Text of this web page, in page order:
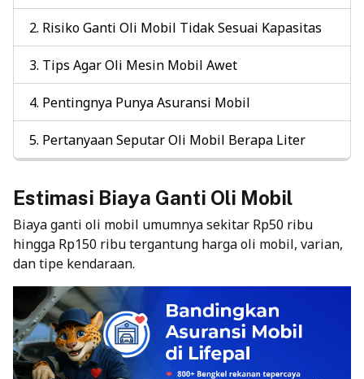
Risiko Ganti Oli Mobil Tidak Sesuai Kapasitas
Tips Agar Oli Mesin Mobil Awet
Pentingnya Punya Asuransi Mobil
Pertanyaan Seputar Oli Mobil Berapa Liter
Estimasi Biaya Ganti Oli Mobil
Biaya ganti oli mobil umumnya sekitar Rp50 ribu
hingga Rp150 ribu tergantung harga oli mobil, varian,
dan tipe kendaraan.